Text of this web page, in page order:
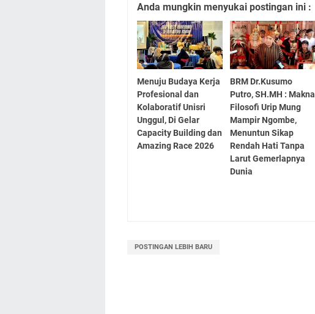
Anda mungkin menyukai postingan ini :
Menuju Budaya Kerja
Profesional dan
Kolaboratif Unisri
Unggul, Di Gelar
Capacity Building dan
Amazing Race 2026
BRM Dr.Kusumo
Putro, SH.MH : Makna
Filosofi Urip Mung
Mampir Ngombe,
Menuntun Sikap
Rendah Hati Tanpa
Larut Gemerlapnya
Dunia
POSTINGAN LEBIH BARU